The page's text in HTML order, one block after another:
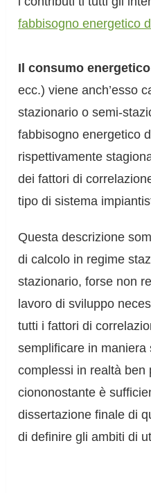
fabbisogno energetico
Il consumo energetico
ecc.) viene anch’esso
stazionario o semi-
fabbisogno energetico
rispettivamente
dei fattori di
tipo di sistema
Questa descrizione
di calcolo in regime
stazionario, forse non
lavoro di sviluppo
tutti i fattori di
semplificare in maniera
complessi in realtà ben
ciononostante è
dissertazione finale di
di definire gli ambiti di